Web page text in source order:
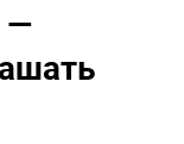
—